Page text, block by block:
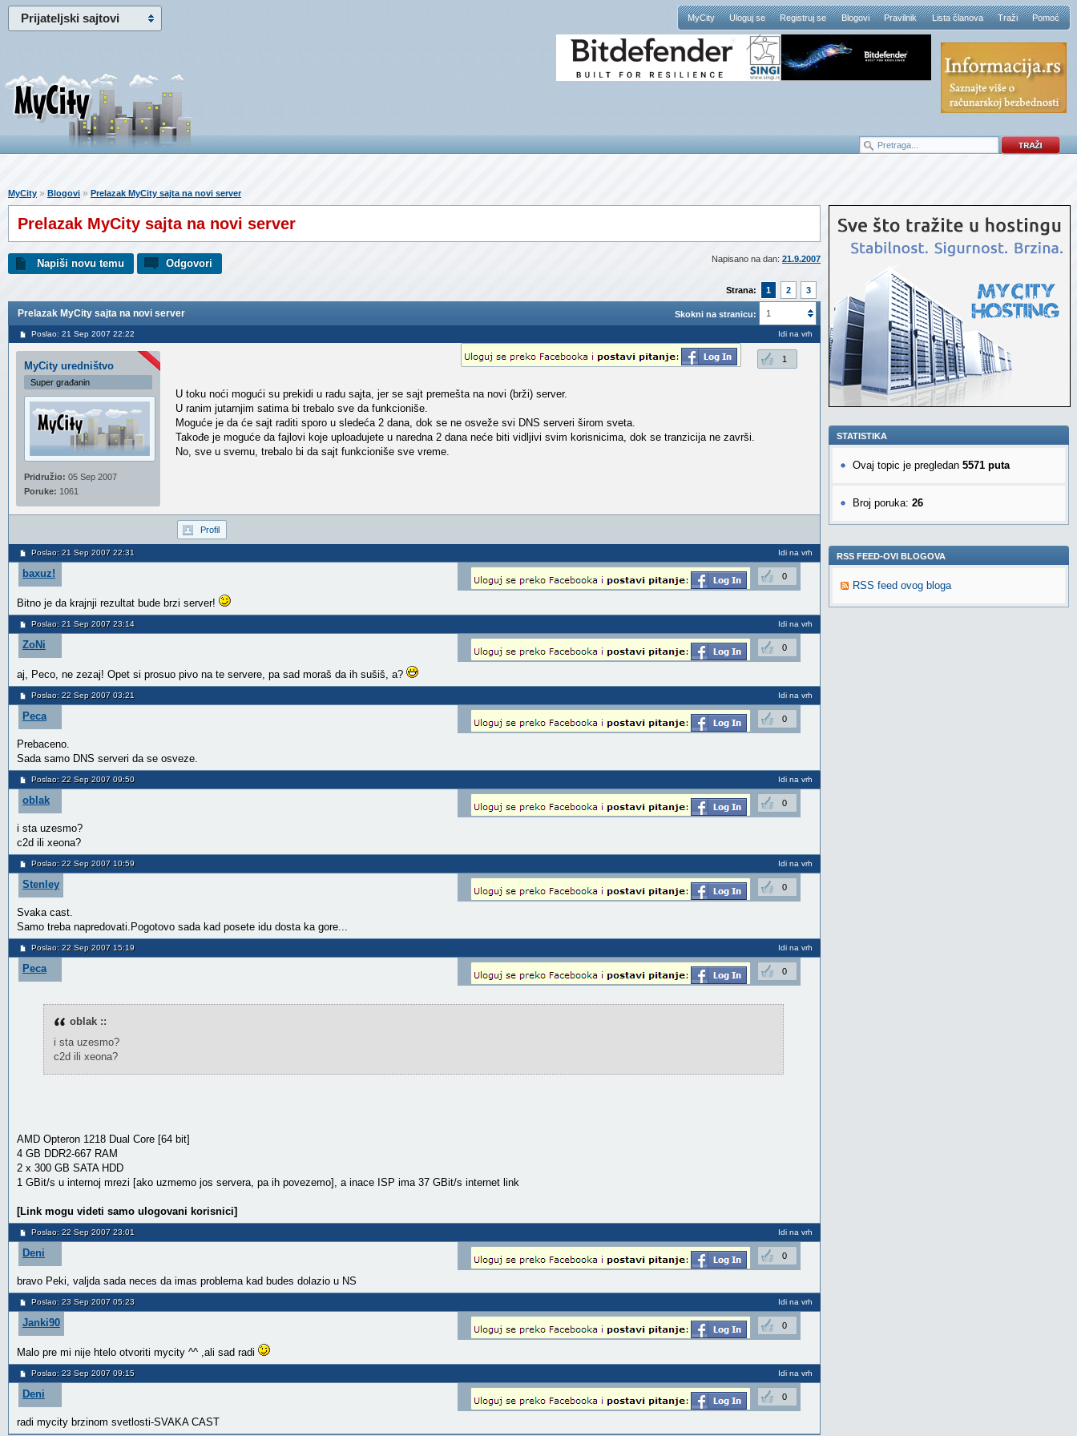
Prijateljski sajtovi MyCity Uloguj se Registruj se Blogovi Pravilnik Lista članova Traži Pomoć
MyCity » Blogovi » Prelazak MyCity sajta na novi server
Prelazak MyCity sajta na novi server
Napisano na dan: 21.9.2007
Napiši novu temu Odgovori
Strana: 1 2 3
Skokni na stranicu: 1
Prelazak MyCity sajta na novi server
Poslao: 21 Sep 2007 22:22 Idi na vrh
MyCity uredništvo
Super građanin
Pridružio: 05 Sep 2007
Poruke: 1061
1
U toku noći mogući su prekidi u radu sajta, jer se sajt premešta na novi (brži) server.
U ranim jutarnjim satima bi trebalo sve da funkcioniše.
Moguće je da će sajt raditi sporo u sledeća 2 dana, dok se ne osveže svi DNS serveri širom sveta.
Takođe je moguće da fajlovi koje uploadujete u naredna 2 dana neće biti vidljivi svim korisnicima, dok se tranzicija ne završi.
No, sve u svemu, trebalo bi da sajt funkcioniše sve vreme.
Profil
Poslao: 21 Sep 2007 22:31 Idi na vrh
baxuz! 0
Bitno je da krajnji rezultat bude brzi server!
Poslao: 21 Sep 2007 23:14 Idi na vrh
ZoNi 0
aj, Peco, ne zezaj! Opet si prosuo pivo na te servere, pa sad moraš da ih sušiš, a?
Poslao: 22 Sep 2007 03:21 Idi na vrh
Peca 0
Prebaceno.
Sada samo DNS serveri da se osveze.
Poslao: 22 Sep 2007 09:50 Idi na vrh
oblak 0
i sta uzesmo?
c2d ili xeona?
Poslao: 22 Sep 2007 10:59 Idi na vrh
Stenley 0
Svaka cast.
Samo treba napredovati.Pogotovo sada kad posete idu dosta ka gore...
Poslao: 22 Sep 2007 15:19 Idi na vrh
Peca 0
oblak ::
i sta uzesmo?
c2d ili xeona?
AMD Opteron 1218 Dual Core [64 bit]
4 GB DDR2-667 RAM
2 x 300 GB SATA HDD
1 GBit/s u internoj mrezi [ako uzmemo jos servera, pa ih povezemo], a inace ISP ima 37 GBit/s internet link
[Link mogu videti samo ulogovani korisnici]
Poslao: 22 Sep 2007 23:01 Idi na vrh
Deni 0
bravo Peki, valjda sada neces da imas problema kad budes dolazio u NS
Poslao: 23 Sep 2007 05:23 Idi na vrh
Janki90 0
Malo pre mi nije htelo otvoriti mycity ^^ ,ali sad radi
Poslao: 23 Sep 2007 09:15 Idi na vrh
Deni 0
radi mycity brzinom svetlosti-SVAKA CAST
STATISTIKA
Ovaj topic je pregledan 5571 puta
Broj poruka: 26
RSS FEED-OVI BLOGOVA
RSS feed ovog bloga